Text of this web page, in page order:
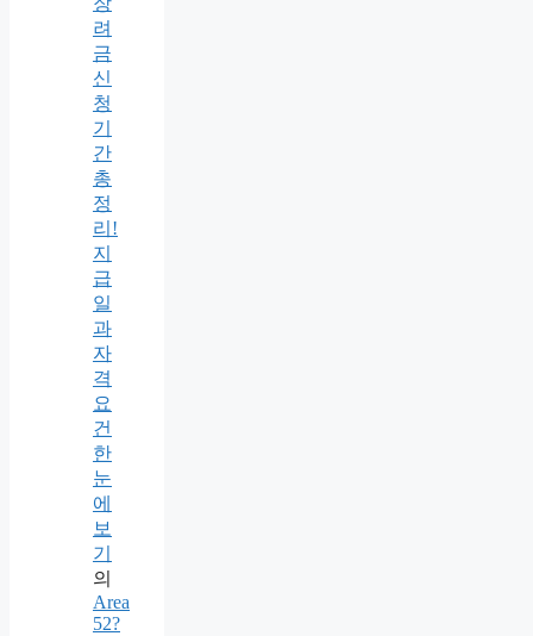
려
금
신
청
기
간
총
정
리!
지
급
일
과
자
격
요
건
한
눈
에
보
기
의
Area
52?